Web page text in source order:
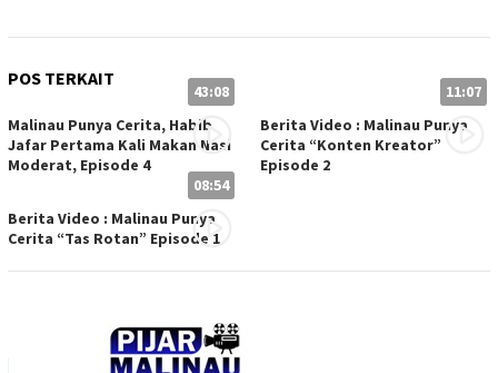
POS TERKAIT
43:08
Malinau Punya Cerita, Habib
Jafar Pertama Kali Makan Nasi
Moderat, Episode 4
11:07
Berita Video : Malinau Punya
Cerita “Konten Kreator”
Episode 2
08:54
Berita Video : Malinau Punya
Cerita “Tas Rotan” Episode 1